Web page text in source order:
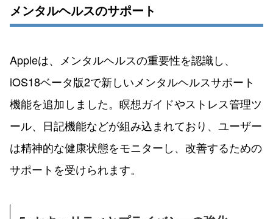
メンタルヘルスのサポート
Appleは、メンタルヘルスの重要性を認識し、
iOS18ベータ版2で新しいメンタルヘルスサポート
機能を追加しました。瞑想ガイドやストレス管理ツ
ール、日記機能などが組み込まれており、ユーザー
は精神的な健康状態をモニターし、改善するための
サポートを受けられます。